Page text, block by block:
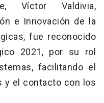
Víctor Valdivia,
e Innovación de la
fue reconocido
2021, por su rol
facilitando el
y el contacto con los